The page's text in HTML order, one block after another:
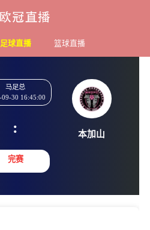
足球直播 篮球直播
马足总
2025-09-30 16:45:00
:
完赛